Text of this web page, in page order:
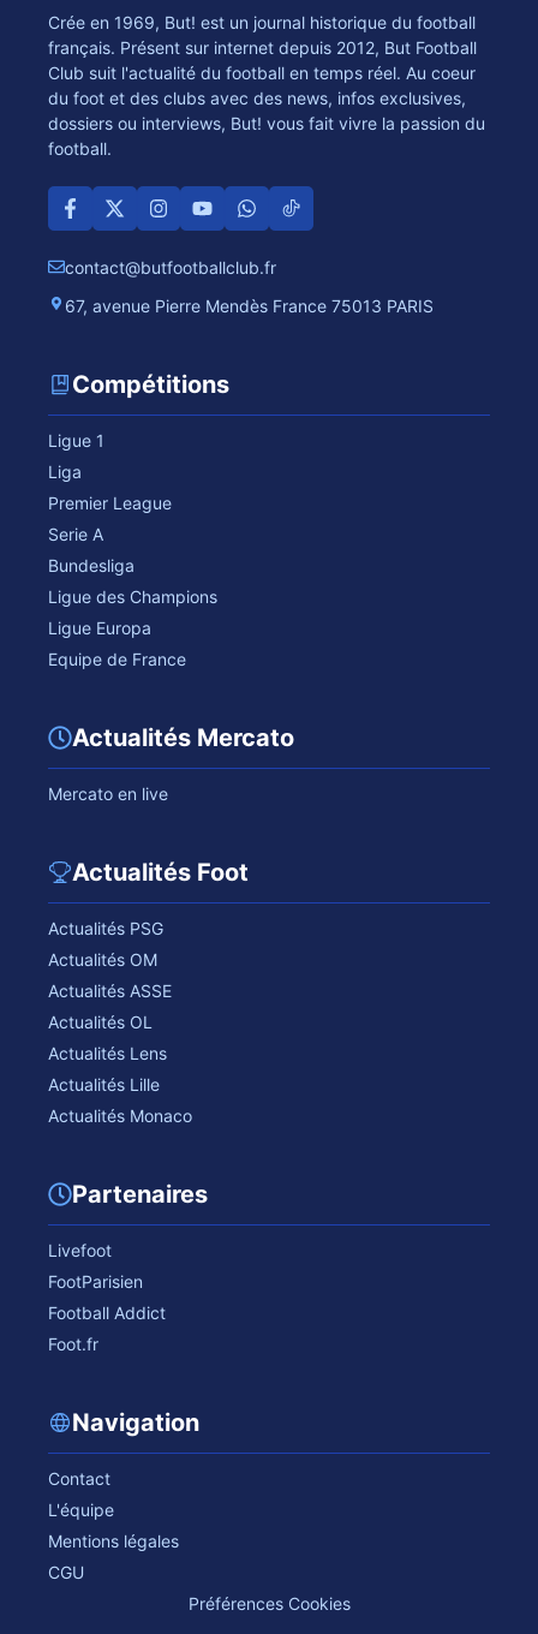
Crée en 1969, But! est un journal historique du football
français. Présent sur internet depuis 2012, But Football
Club suit l'actualité du football en temps réel. Au coeur
du foot et des clubs avec des news, infos exclusives,
dossiers ou interviews, But! vous fait vivre la passion du
football.
contact@butfootballclub.fr
67, avenue Pierre Mendès France 75013 PARIS
Compétitions
Ligue 1
Liga
Premier League
Serie A
Bundesliga
Ligue des Champions
Ligue Europa
Equipe de France
Actualités Mercato
Mercato en live
Actualités Foot
Actualités PSG
Actualités OM
Actualités ASSE
Actualités OL
Actualités Lens
Actualités Lille
Actualités Monaco
Partenaires
Livefoot
FootParisien
Football Addict
Foot.fr
Navigation
Contact
L'équipe
Mentions légales
CGU
Préférences Cookies